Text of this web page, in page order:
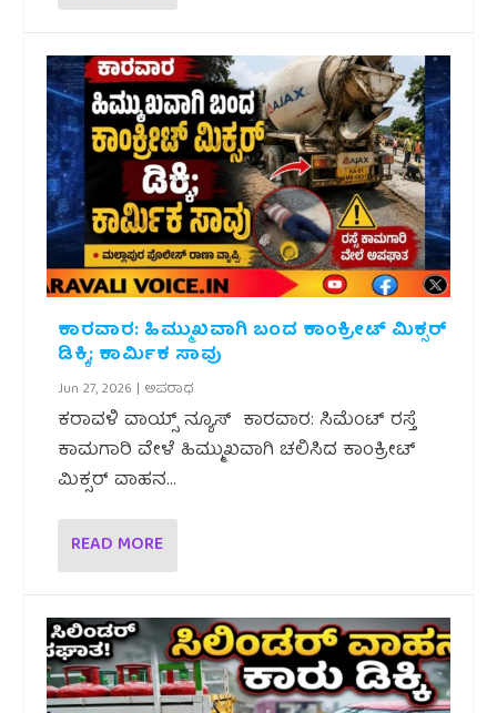
ಕಾರವಾರ: ಹಿಮ್ಮುಖವಾಗಿ ಬಂದ ಕಾಂಕ್ರೀಟ್ ಮಿಕ್ಸರ್
ಡಿಕ್ಕಿ; ಕಾರ್ಮಿಕ ಸಾವು
Jun 27, 2026 | ಅಪರಾಧ
ಕರಾವಳಿ ವಾಯ್ಸ್ ನ್ಯೂಸ್ ಕಾರವಾರ: ಸಿಮೆಂಟ್ ರಸ್ತೆ
ಕಾಮಗಾರಿ ವೇಳೆ ಹಿಮ್ಮುಖವಾಗಿ ಚಲಿಸಿದ ಕಾಂಕ್ರೀಟ್
ಮಿಕ್ಸರ್ ವಾಹನ...
READ MORE